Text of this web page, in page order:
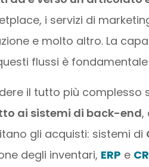
i servizi di
e molto altro. La
flussi è
il tutto più complesso
ai sistemi di back-end,
gli acquisti: sistemi di
degli inventari, ERP e